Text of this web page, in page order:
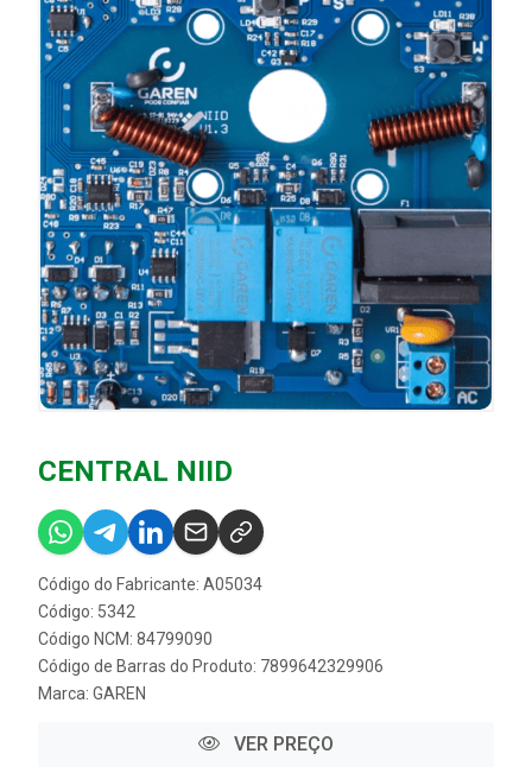
CENTRAL NIID
Código do Fabricante: A05034
Código: 5342
Código NCM: 84799090
Código de Barras do Produto: 7899642329906
Marca: GAREN
VER PREÇO